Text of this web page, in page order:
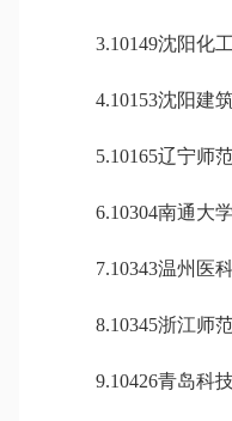
3.10149沈阳化
4.10153沈阳建
5.10165辽宁师
6.10304南通大
7.10343温州医
8.10345浙江师
9.10426青岛科